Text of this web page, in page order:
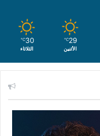
29
℃
الأثنين
30
℃
الثلاثاء